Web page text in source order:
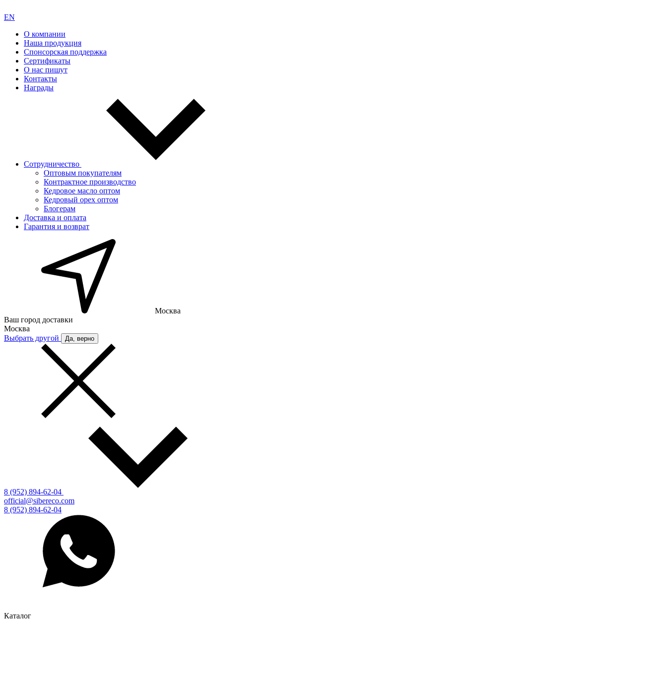
EN
О компании
Наша продукция
Спонсорская поддержка
Сертификаты
О нас пишут
Контакты
Награды
Сотрудничество
Оптовым покупателям
Контрактное производство
Кедровое масло оптом
Кедровый орех оптом
Блогерам
Доставка и оплата
Гарантия и возврат
Москва
Ваш город доставки
Москва
Выбрать другой
Да, верно
8 (952) 894-62-04
official@sibereco.com
8 (952) 894-62-04
Каталог